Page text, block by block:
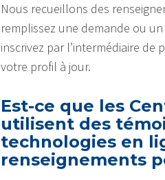
Nous recueillons des
remplissez une demande ou
inscrivez par l’intermédiaire de
votre profil à jour.
Est-ce que les
utilisent des
technologies en
renseignements